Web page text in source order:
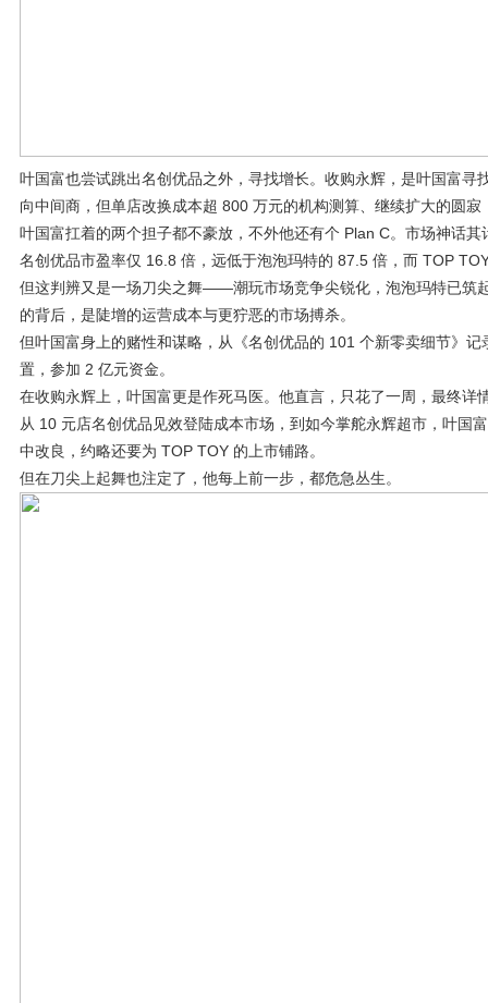
叶国富也尝试跳出名创优品之外，寻找增长。收购永辉，是叶国富
向中间商，但单店改换成本超 800 万元的机构测算、继续扩大的圆
叶国富扛着的两个担子都不豪放，不外他还有个 Plan C。市场神话
名创优品市盈率仅 16.8 倍，远低于泡泡玛特的 87.5 倍，而 TOP
但这判辨又是一场刀尖之舞——潮玩市场竞争尖锐化，泡泡玛特已筑
的背后，是陡增的运营成本与更狞恶的市场搏杀。
但叶国富身上的赌性和谋略，从《名创优品的 101 个新零卖细节》
置，参加 2 亿元资金。
在收购永辉上，叶国富更是作死马医。他直言，只花了一周，最终
从 10 元店名创优品见效登陆成本市场，到如今掌舵永辉超市，叶国
中改良，约略还要为 TOP TOY 的上市铺路。
但在刀尖上起舞也注定了，他每上前一步，都危急丛生。